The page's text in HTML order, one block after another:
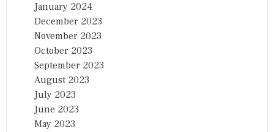
January 2024
December 2023
November 2023
October 2023
September 2023
August 2023
July 2023
June 2023
May 2023